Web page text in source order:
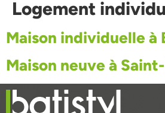
Logement
Maison individuelle à
Maison neuve à